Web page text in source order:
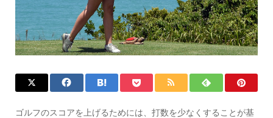
ゴルフのスコアを上げるためには、打数を少なくすることが基